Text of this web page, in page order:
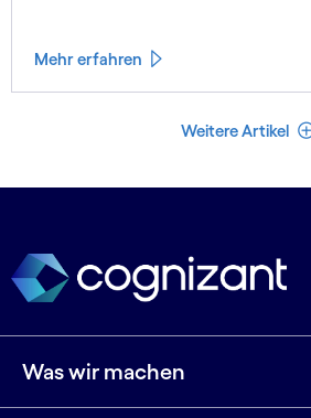
Mehr erfahren
Weitere Artikel
Was wir machen